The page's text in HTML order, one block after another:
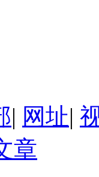
| 网址|
章